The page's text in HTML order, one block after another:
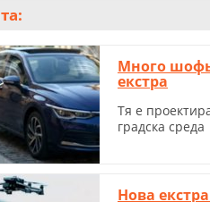
Много
екстра
Тя е
градска среда
Нова